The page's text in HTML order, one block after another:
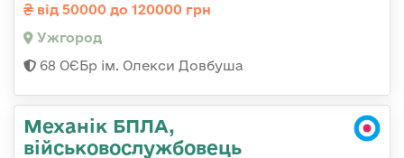
від 50000 до 120000 грн
Ужгород
68 ОЄБр ім. Олекси Довбуша
Механік БПЛА,
військовослужбовець